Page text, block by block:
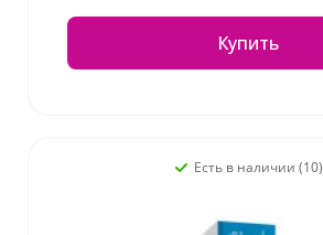
Купить
Есть в наличии (10)